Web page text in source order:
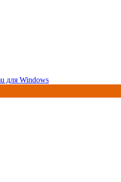
для Windows